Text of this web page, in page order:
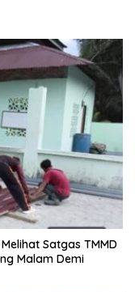
Satgas TMMD
Malam Demi